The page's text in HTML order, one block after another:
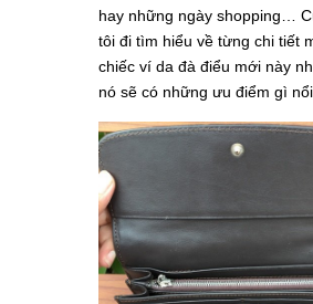
hay những ngày shopping…
tôi đi tìm hiểu về từng chi tiết
chiếc ví da đà điểu mới này
nó sẽ có những ưu điểm gì nổi